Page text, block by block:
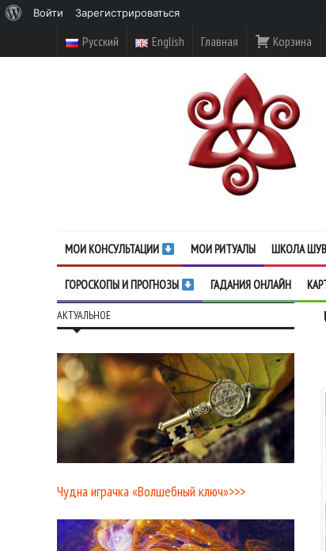
Русский English Главная Корзина
МОИ КОНСУЛЬТАЦИИ МОИ РИТУАЛЫ ШКОЛА
ГОРОСКОПЫ И ПРОГНОЗЫ ГАДАНИЯ ОНЛАЙН
АКТУАЛЬНОЕ
Чудна играчка «Волшебный ключ»>>>
WordPress
Войти Зарегистрироваться